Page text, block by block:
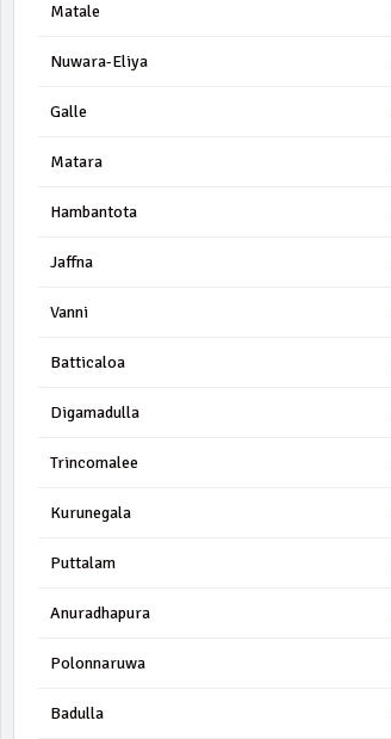
Matale
Nuwara-Eliya
Galle
Matara
Hambantota
Jaffna
Vanni
Batticaloa
Digamadulla
Trincomalee
Kurunegala
Puttalam
Anuradhapura
Polonnaruwa
Badulla